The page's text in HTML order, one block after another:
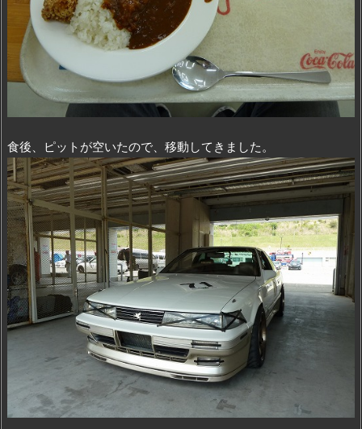
食後、ピットが空いたので、移動してきました。